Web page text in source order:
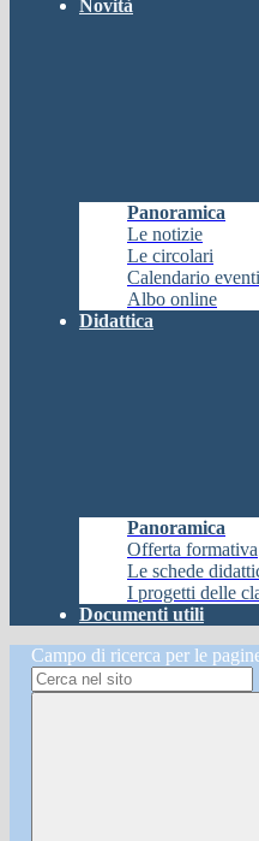
Novità
Panoramica
Le notizie
Le circolari
Calendario eventi
Albo online
Didattica
Panoramica
Offerta formativa
Le schede
I progetti delle
Documenti utili
Campo di ricerca per le